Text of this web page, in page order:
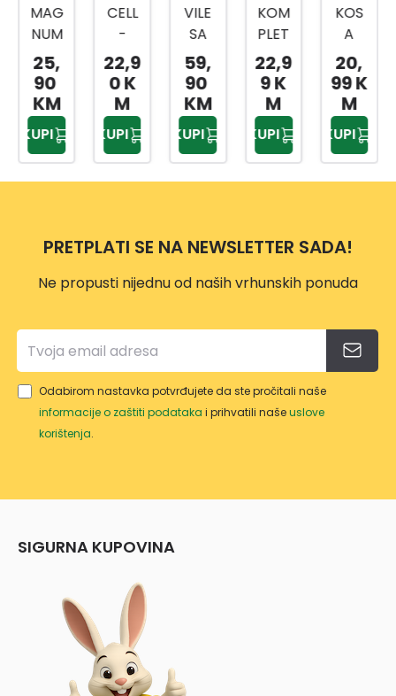
CELL
-
FAST
OŠTR
AČ
ZA
NOŽE
VE,SJ
EKIRE
22,9
0 K
M
KUPI
VILE
SA
TRI
ZUPC
A I
DRŠK
OM
59,
90
KM
KUPI
KOM
PLET
ZA
OŠTR
ENJE
LANC
A
MOT
ORN
VP114
22,9
9 K
M
KUPI
KOS
A
80C
M
20,
99 K
M
KUPI
CELL
FAST
SJEKI
RA
U600
ERG
O
64,
99 K
M
KUPI
PRETPLATI SE NA NEWSLETTER SADA!
Ne propusti nijednu od naših vrhunskih ponuda
Odabirom nastavka potvrđujete da ste pročitali naše
informacije o zaštiti podataka i prihvatili našeuslove
korištenja.
SIGURNA KUPOVINA